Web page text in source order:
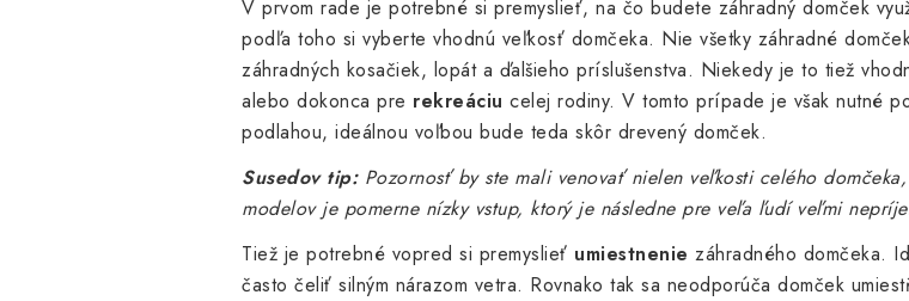
V prvom rade je potrebné si premyslieť, na čo budete záhradný domček
podľa toho si vyberte vhodnú veľkosť domčeka. Nie všetky záhradné
záhradných kosačiek, lopát a ďalšieho príslušenstva. Niekedy je to tiež
alebo dokonca pre rekreáciu celej rodiny. V tomto prípade je však nutné
podlahou, ideálnou voľbou bude teda skôr drevený domček.
Susedov tip:Pozornosť by ste mali venovať nielen veľkosti celého
modelov je pomerne nízky vstup, ktorý je následne pre veľa ľudí veľmi
Tiež je potrebné vopred si premyslieť umiestnenie záhradného domčeka.
často čeliť silným nárazom vetra. Rovnako tak sa neodporúča domček